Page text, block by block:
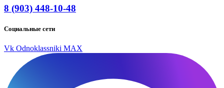
8 (903) 448-10-48
Социальные сети
Vk Odnoklassniki MAX